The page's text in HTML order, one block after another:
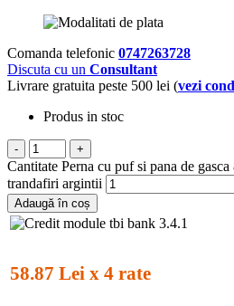
Comanda telefonic 0747263728
Discuta cu un Consultant
Livrare gratuita peste 500 lei (vezi
Produs in stoc
- +
Cantitate Perna cu puf si pana de
trandafiri argintii
Adaugă în coș
58.87 Lei x 4 rate